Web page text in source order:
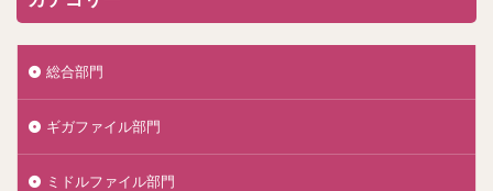
総合部門
ギガファイル部門
ミドルファイル部門